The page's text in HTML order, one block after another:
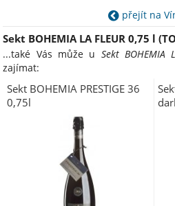
přejít na
Sekt BOHEMIA LA FLEUR 0,75 l
...také Vás může u Sekt BOHEMIA
zajímat:
Sekt BOHEMIA PRESTIGE 36
0,75l